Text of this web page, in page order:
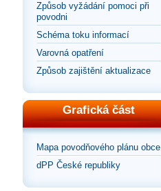
Způsob vyžádání pomoci při
povodni
Schéma toku informací
Varovná opatření
Způsob zajištění aktualizace
Grafická část
Mapa povodňového plánu obce
dPP České republiky